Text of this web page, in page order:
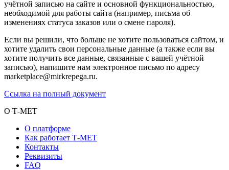
учётной записью на сайте и основной функциональностью,
необходимой для работы сайта (например, письма об
изменениях статуса заказов или о смене пароля).
Если вы решили, что больше не хотите пользоваться сайтом, и
хотите удалить свои персональные данные (а также если вы
хотите получить все данные, связанные с вашей учётной
записью), напишите нам электронное письмо по адресу
marketplace@mirkrepega.ru.
Ссылка на полный документ
О Т-МЕТ
О платформе
Как работает Т-МЕТ
Контакты
Реквизиты
FAQ